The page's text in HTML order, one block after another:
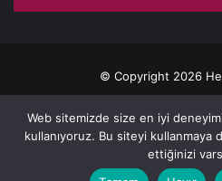
© Copyright 2026 Her
Facebook
X
Web sitemizde size en iyi
kullanıyoruz. Bu siteyi kullanmaya
ettiğinizi